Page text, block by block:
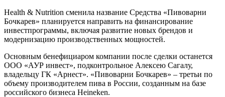
Health & Nutrition сменила название Средства «Пивоварни
Бочкарев» планируется направить на финансирование
инвестпрограммы, включая развитие новых брендов и
модернизацию производственных мощностей.
Основным бенефициаром компании после сделки останется
ООО «АУР инвест», подконтрольное Алексею Сагалу,
владельцу ГК «Арнест». «Пивоварни Бочкарев» – третьи по
объему производителем пива в России, созданным на базе
российского бизнеса Heineken.